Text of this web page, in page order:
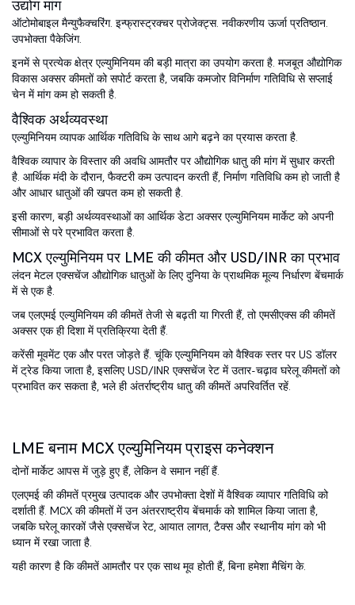
उद्योग मांग
ऑटोमोबाइल मैन्युफैक्चरिंग. इन्फ्रास्ट्रक्चर प्रोजेक्ट्स. नवीकरणीय ऊर्जा प्रतिष्ठान.
उपभोक्ता पैकेजिंग.
इनमें से प्रत्येक क्षेत्र एल्युमिनियम की बड़ी मात्रा का उपयोग करता है. मजबूत औद्योगिक
विकास अक्सर कीमतों को सपोर्ट करता है, जबकि कमजोर विनिर्माण गतिविधि से सप्लाई
चेन में मांग कम हो सकती है.
वैश्विक अर्थव्यवस्था
एल्युमिनियम व्यापक आर्थिक गतिविधि के साथ आगे बढ़ने का प्रयास करता है.
वैश्विक व्यापार के विस्तार की अवधि आमतौर पर औद्योगिक धातु की मांग में सुधार करती
है. आर्थिक मंदी के दौरान, फैक्टरी कम उत्पादन करती हैं, निर्माण गतिविधि कम हो जाती है
और आधार धातुओं की खपत कम हो सकती है.
इसी कारण, बड़ी अर्थव्यवस्थाओं का आर्थिक डेटा अक्सर एल्युमिनियम मार्केट को अपनी
सीमाओं से परे प्रभावित करता है.
MCX एल्युमिनियम पर LME की कीमत और USD/INR का प्रभाव
लंदन मेटल एक्सचेंज औद्योगिक धातुओं के लिए दुनिया के प्राथमिक मूल्य निर्धारण बेंचमार्क
में से एक है.
जब एलएमई एल्युमिनियम की कीमतें तेजी से बढ़ती या गिरती हैं, तो एमसीएक्स की कीमतें
अक्सर एक ही दिशा में प्रतिक्रिया देती हैं.
करेंसी मूवमेंट एक और परत जोड़ते हैं. चूंकि एल्युमिनियम को वैश्विक स्तर पर US डॉलर
में ट्रेड किया जाता है, इसलिए USD/INR एक्सचेंज रेट में उतार-चढ़ाव घरेलू कीमतों को
प्रभावित कर सकता है, भले ही अंतर्राष्ट्रीय धातु की कीमतें अपरिवर्तित रहें.
LME बनाम MCX एल्युमिनियम प्राइस कनेक्शन
दोनों मार्केट आपस में जुड़े हुए हैं, लेकिन वे समान नहीं हैं.
एलएमई की कीमतें प्रमुख उत्पादक और उपभोक्ता देशों में वैश्विक व्यापार गतिविधि को
दर्शाती हैं. MCX की कीमतों में उन अंतरराष्ट्रीय बेंचमार्क को शामिल किया जाता है,
जबकि घरेलू कारकों जैसे एक्सचेंज रेट, आयात लागत, टैक्स और स्थानीय मांग को भी
ध्यान में रखा जाता है.
यही कारण है कि कीमतें आमतौर पर एक साथ मूव होती हैं, बिना हमेशा मैचिंग के.